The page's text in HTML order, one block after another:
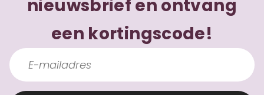
nieuwsbrief en ontvang
een kortingscode!